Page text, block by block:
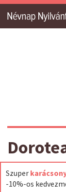
Szuper
-10%-os